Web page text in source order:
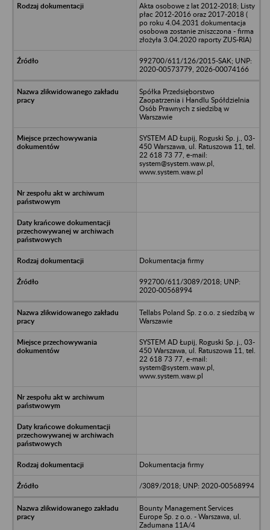
Akta osobowe z lat 2012-2018; Listy
płac 2012-2016 oraz 2017-2018 (
po roku 4.04.2031 dokumentacja
osobowa zostanie zniszczona - firma
złożyła 3.04.2020 raporty ZUS-RIA)
992700/611/126/2015-SAK; UNP:
2020-00573779, 2026-00074166
Spółka Przedsięborstwo
Zaopatrzenia i Handlu Spółdzielnia
Osób Prawnych z siedzibą w
Warszawie
SYSTEM AD Łupij, Roguski Sp. j., 03-
450 Warszawa, ul. Ratuszowa 11, tel.
22 618 73 77, e-mail:
system@system.waw.pl,
www.system.waw.pl
Dokumentacja firmy
992700/611/3089/2018; UNP:
2020-00568994
Tellabs Poland Sp. z o.o. z siedzibą w
Warszawie
SYSTEM AD Łupij, Roguski Sp. j., 03-
450 Warszawa, ul. Ratuszowa 11, tel.
22 618 73 77, e-mail:
system@system.waw.pl,
www.system.waw.pl
Dokumentacja firmy
/3089/2018; UNP: 2020-00568994
Bounty Management Services
Europe Sp. z o.o. - Warszawa, ul.
Zadumana 11A/4